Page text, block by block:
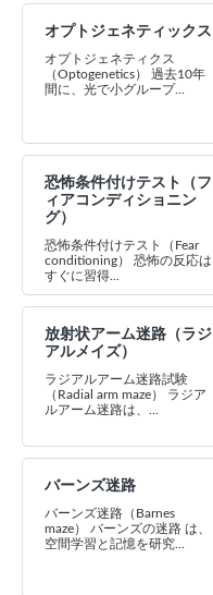
オプトジェネティックス
オプトジェネティクス
（Optogenetics） 過去10年
間に、光で小グループ...
恐怖条件付けテスト（フ
ィアコンディショニン
グ）
恐怖条件付けテスト（Fear
conditioning） 恐怖の反応は
すぐに習得...
放射状アーム迷路（ラジ
アルメイズ）
ラジアルアーム迷路試験
（Radial arm maze） ラジア
ルアーム迷路は、...
バーンズ迷路
バーンズ迷路（Barnes
maze） バーンズの迷路 は、
空間学習と記憶を研究...